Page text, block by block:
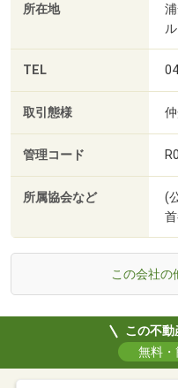
所在地
TEL
取引態様
管理コード
所属協会など
(
この会社の
この不動
無料・